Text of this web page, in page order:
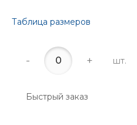
Таблица размеров
- + шт.
Быстрый заказ